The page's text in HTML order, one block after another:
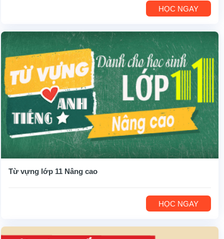
HỌC NGAY
Từ vựng lớp 11 Nâng cao
HỌC NGAY